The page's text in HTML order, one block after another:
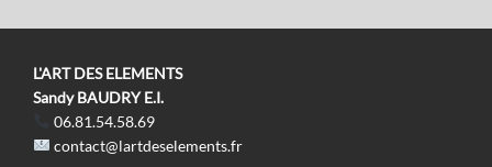
L'ART DES ELEMENTS
Sandy BAUDRY E.I.
06.81.54.58.69
contact@lartdeselements.fr